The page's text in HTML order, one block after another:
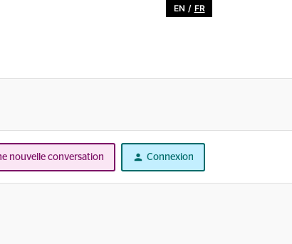
EN / FR
nouvelle conversation Connexion